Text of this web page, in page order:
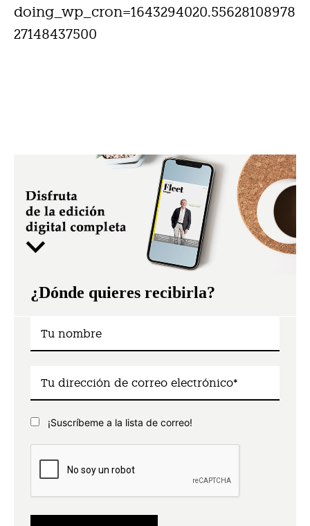
doing_wp_cron=1643294020.55628108978
27148437500
¿Dónde quieres recibirla?
¡Suscríbeme a la lista de correo!